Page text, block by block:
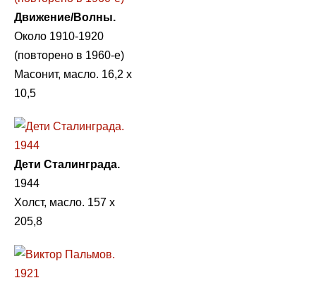
Движение/Волны.
Около 1910-1920
(повторено в 1960-е)
Масонит, масло. 16,2 х
10,5
Дети Сталинграда.
1944
Холст, масло. 157 х
205,8